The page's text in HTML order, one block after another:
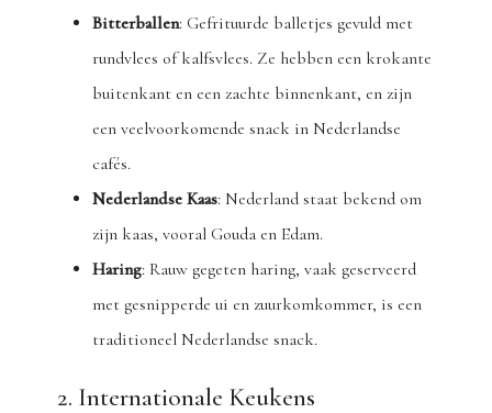
Bitterballen: Gefrituurde balletjes gevuld met
rundvlees of kalfsvlees. Ze hebben een krokante
buitenkant en een zachte binnenkant, en zijn
een veelvoorkomende snack in Nederlandse
cafés.
Nederlandse Kaas: Nederland staat bekend om
zijn kaas, vooral Gouda en Edam.
Haring: Rauw gegeten haring, vaak geserveerd
met gesnipperde ui en zuurkomkommer, is een
traditioneel Nederlandse snack.
2. Internationale Keukens